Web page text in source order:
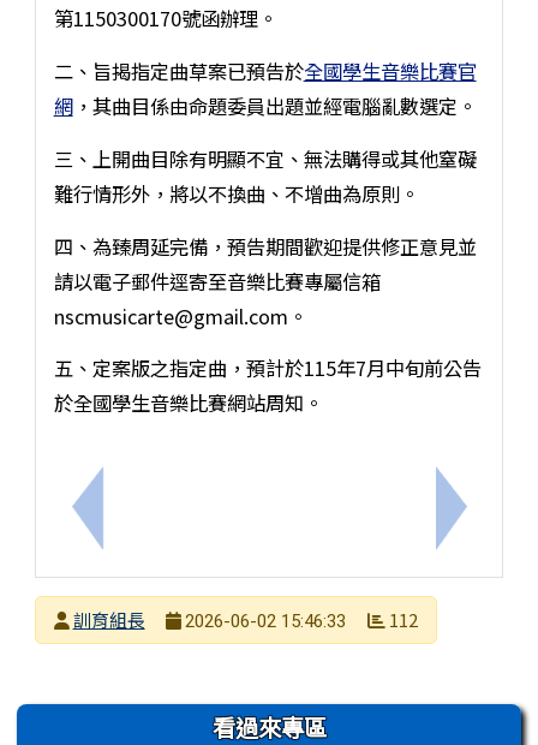
上一筆：115年暑期台南市議長盃3對3籃球賽
第1150300170號函辦理。
二、旨揭指定曲草案已預告於全國學生音樂比賽官
網，其曲目係由命題委員出題並經電腦亂數選定。
三、上開曲目除有明顯不宜、無法購得或其他窒礙
難行情形外，將以不換曲、不增曲為原則。
四、為臻周延完備，預告期間歡迎提供修正意見並
請以電子郵件逕寄至音樂比賽專屬信箱
nscmusicarte@gmail.com。
五、定案版之指定曲，預計於115年7月中旬前公告
於全國學生音樂比賽網站周知。
下一筆：
發布者
訓育組長
2026-06-02 15:46:33 112
左邊區域內容 看過來專區